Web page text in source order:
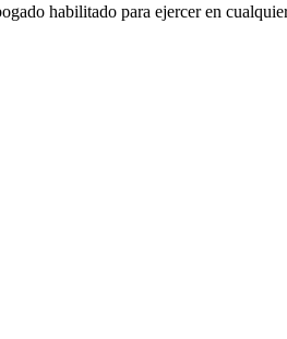
habilitado para ejercer en